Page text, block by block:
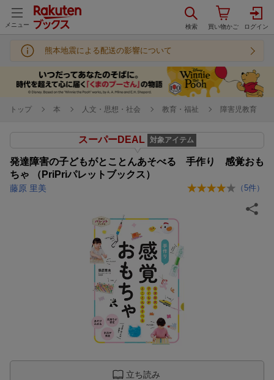
メニュー
熊本地震による配送の影響について
トップ 本 人文・思想・社会 教育・福祉 障害児教育
スーパーDEAL 対象アイテム
発達障害の子どもがとことんあそべる 手作り 感覚おも
ちゃ （PriPriパレットブックス）
藤原 里美 （5件）
立ち読み